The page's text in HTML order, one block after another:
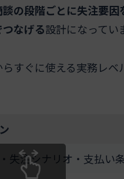
談の段階ごとに失注要
なげる設計になってい
すぐに使える実務レ
注シナリオ・支払い条